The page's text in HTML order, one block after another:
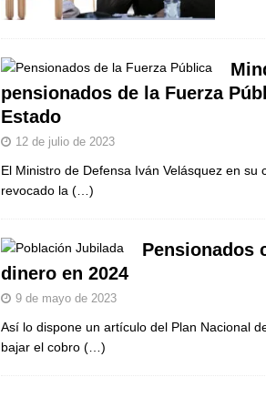
[ 6 de agosto de 2026 ] La historia
pensionados de la Fuerza
Estado
12 de julio de 2023
El Ministro de Defensa Iván Velásquez en
revocado la (…)
Pensionados
dinero en 2024
9 de mayo de 2023
Así lo dispone un artículo del Plan Nacional
bajar el cobro (…)